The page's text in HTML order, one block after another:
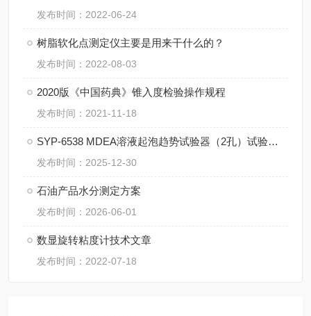
发布时间：2022-06-24
树脂软化点测定仪主要是用来干什么的？
发布时间：2022-08-03
2020版《中国药典》锥入度检验操作规程
发布时间：2021-11-18
SYP-6538 MDEA溶液起泡趋势试验器（2孔）试验注意事项
发布时间：2025-12-30
石油产品水分测定方案
发布时间：2026-06-01
数显旋转粘度计技术文章
发布时间：2022-07-18